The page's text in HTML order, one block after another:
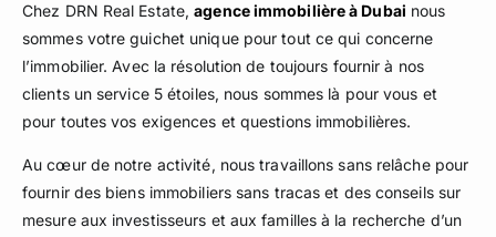
Chez DRN Real Estate,agence immobilière à Dubai nous
sommes votre guichet unique pour tout ce qui concerne
l’immobilier. Avec la résolution de toujours fournir à nos
clients un service 5 étoiles, nous sommes là pour vous et
pour toutes vos exigences et questions immobilières.
Au cœur de notre activité, nous travaillons sans relâche pour
fournir des biens immobiliers sans tracas et des conseils sur
mesure aux investisseurs et aux familles à la recherche d’un